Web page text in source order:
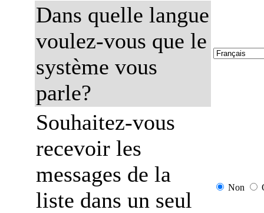
Dans quelle langue
voulez-vous que le
système vous
parle?
Souhaitez-vous
recevoir les
messages de la
liste dans un seul
Non